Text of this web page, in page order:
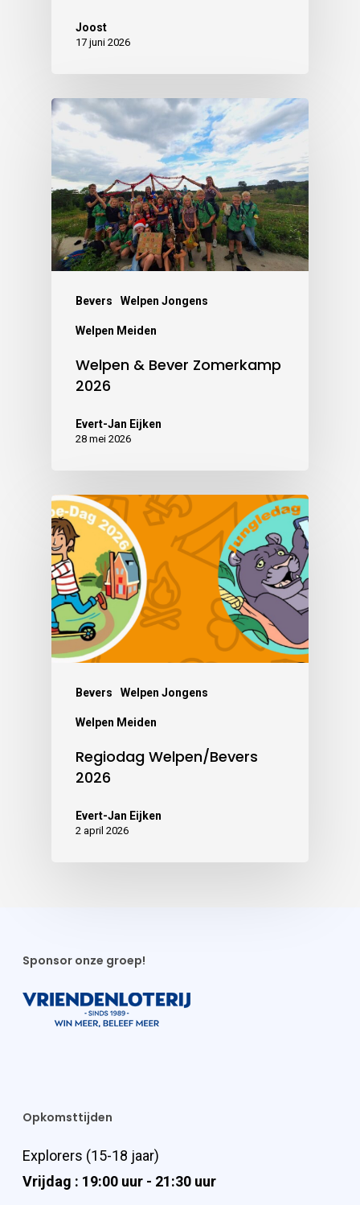
Joost
17 juni 2026
Bevers Welpen Jongens
Welpen Meiden
Welpen & Bever Zomerkamp
2026
Evert-Jan Eijken
28 mei 2026
Bevers Welpen Jongens
Welpen Meiden
Regiodag Welpen/Bevers
2026
Evert-Jan Eijken
2 april 2026
Sponsor onze groep!
Opkomsttijden
Explorers (15-18 jaar)
Vrijdag : 19:00 uur - 21:30 uur